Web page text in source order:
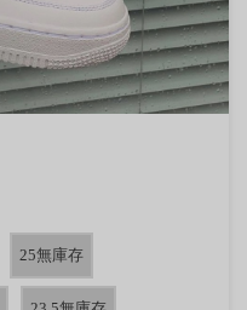
25無庫存